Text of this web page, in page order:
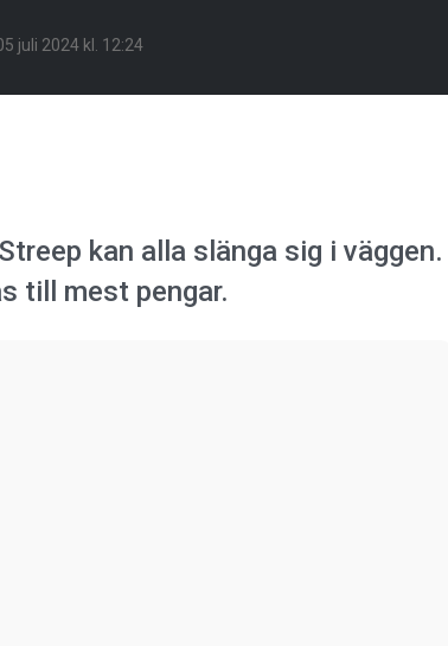
juli 2024 kl. 12:24
kan alla slänga sig i väggen.
till mest pengar.